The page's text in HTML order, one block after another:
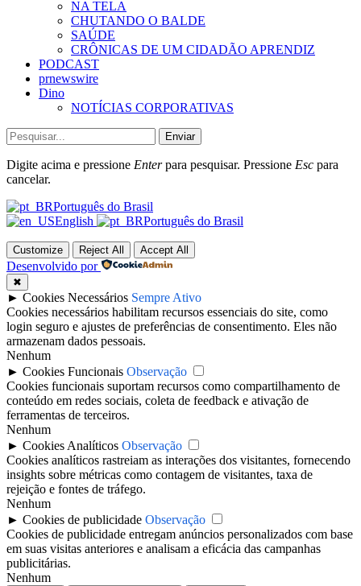
NA TELA
CHUTANDO O BALDE
SAÚDE
CRÔNICAS DE UM CIDADÃO APRENDIZ
PODCAST
prnewswire
Dino
NOTÍCIAS CORPORATIVAS
Enviar
Digite acima e pressione Enterpara pesquisar. Pressione Esc para
cancelar.
Português do Brasil
English
Português do Brasil
Customize Reject All Accept All
Desenvolvido por
✖
► Cookies Necessários Sempre Ativo
Cookies necessários habilitam recursos essenciais do site, como
login seguro e ajustes de preferências de consentimento. Eles não
armazenam dados pessoais.
Nenhum
► Cookies Funcionais Observação
Cookies funcionais suportam recursos como compartilhamento de
conteúdo em redes sociais, coleta de feedback e ativação de
ferramentas de terceiros.
Nenhum
► Cookies Analíticos Observação
Cookies analíticos rastreiam as interações dos visitantes, fornecendo
insights sobre métricas como contagem de visitantes, taxa de
rejeição e fontes de tráfego.
Nenhum
► Cookies de publicidade Observação
Cookies de publicidade entregam anúncios personalizados com base
em suas visitas anteriores e analisam a eficácia das campanhas
publicitárias.
Nenhum